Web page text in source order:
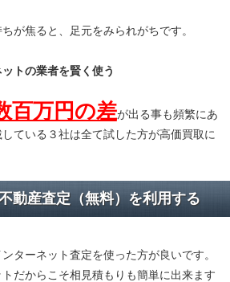
が焦ると、足元をみられがちです。
トの業者を賢く使う
百万円の差が出る事も頻繁にあ
ている３社は全て試した方が高価買取に
動産査定（無料）を利用する
ターネット査定を使った方が良いです。
だからこそ相見積もりも簡単に出来ます